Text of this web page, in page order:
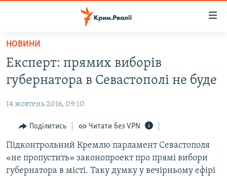
Перейти
основного
матеріалу
Перейти
до
навігації
Перейти
до
пошуку
ВОДА.КРИМ
ВІДЕО ТА ФОТО
ПОЛІТИКА
БЛОГИ
ПОГЛЯД
ІНТЕРВ'Ю
НОВИНИ
Експерт: прямих виборів
губернатора в Севастополі не буде
14 жовтень 2016, 09:10
Поділитись Читати без VPN
Підконтрольний Кремлю парламент Севастополя
«не пропустить» законопроект про прямі вибори
губернатора в місті. Таку думку у вечірньому ефірі